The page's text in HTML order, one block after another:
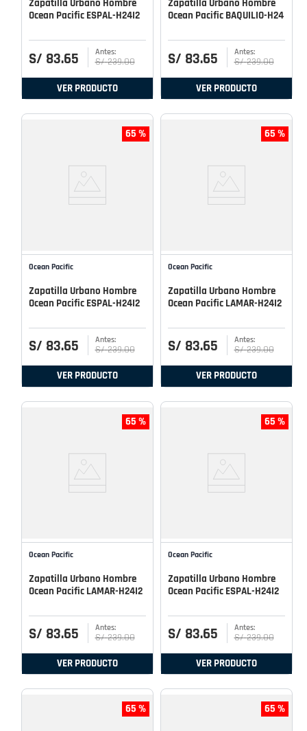
Zapatilla Urbano Hombre
Ocean Pacific ESPAL-H24I2
S/ 83.65 S/ 239.00
VER PRODUCTO
Zapatilla Urbano Hombre
Ocean Pacific BAQUILIO-H24
S/ 83.65 S/ 239.00
VER PRODUCTO
65 %
Ocean Pacific
Zapatilla Urbano Hombre
Ocean Pacific ESPAL-H24I2
S/ 83.65 S/ 239.00
VER PRODUCTO
65 %
Ocean Pacific
Zapatilla Urbano Hombre
Ocean Pacific LAMAR-H24I2
S/ 83.65 S/ 239.00
VER PRODUCTO
65 %
Ocean Pacific
Zapatilla Urbano Hombre
Ocean Pacific LAMAR-H24I2
S/ 83.65 S/ 239.00
VER PRODUCTO
65 %
Ocean Pacific
Zapatilla Urbano Hombre
Ocean Pacific ESPAL-H24I2
S/ 83.65 S/ 239.00
VER PRODUCTO
65 % 65 %